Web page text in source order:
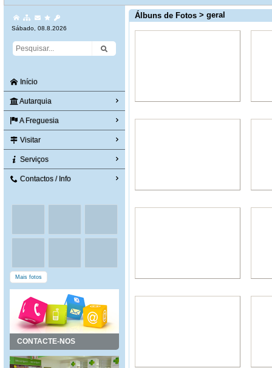
Sábado, 08.8.2026
Início
Autarquia
A Freguesia
Visitar
Serviços
Contactos / Info
Mais fotos
CONTACTE-NOS
Álbuns de Fotos > geral